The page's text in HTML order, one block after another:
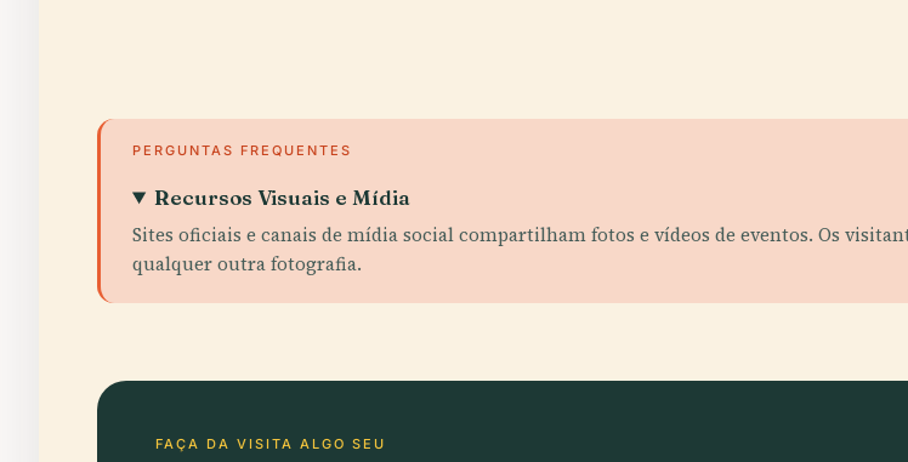
PERGUNTAS FREQUENTES
Recursos Visuais e Mídia
Sites oficiais e canais de mídia social compartilham fotos e vídeos de eventos. Os
qualquer outra fotografia.
FAÇA DA VISITA ALGO SEU